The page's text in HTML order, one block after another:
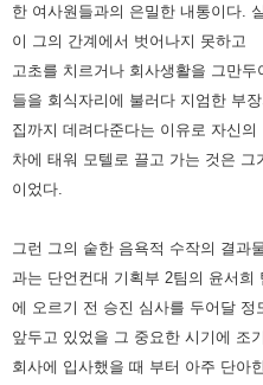
한 여사원들과의 은밀한 내통이다.
이 그의 간계에서 벗어나지 못하고
고초를 치르거나 회사생활을 그만
들을 회식자리에 불러다 지엄한 부
집까지 데려다준다는 이유로 자신의
차에 태워 모텔로 끌고 가는 것은 그
이었다.
그런 그의 숱한 음욕적 수작의 결과
과는 단언컨대 기획부 2팀의 윤서희
에 오르기 전 승진 심사를 두어달 정
앞두고 있었을 그 중요한 시기에 조
회사에 입사했을 때 부터 아주 단아